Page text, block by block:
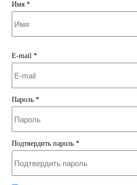
Имя *
E-mail *
Пароль *
Подтвердить пароль *